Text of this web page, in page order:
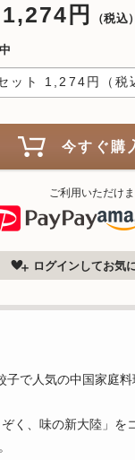
1,274円 （税込）
今すぐ購
ご利用いただけ
ログインしてお気
で人気の中国家庭
く、味の新大陸」を